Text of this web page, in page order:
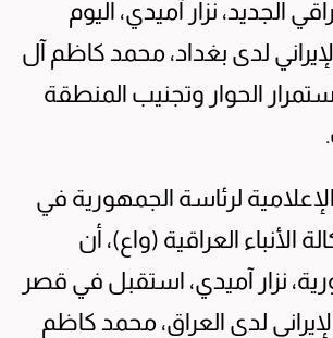
الجديد، نزار آميدي، اليوم
لدى بغداد، محمد كاظم آل
الحوار وتجنيب المنطقة
لرئاسة الجمهورية في
الأنباء العراقية (واع)، أن
نزار آميدي، استقبل في قصر
لدى العراق، محمد كاظم